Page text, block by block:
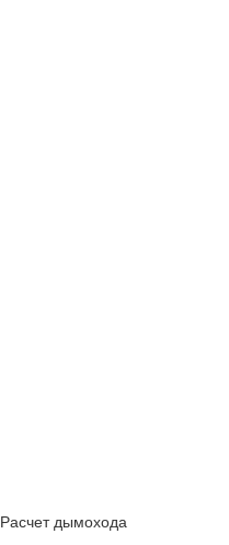
Расчет дымохода